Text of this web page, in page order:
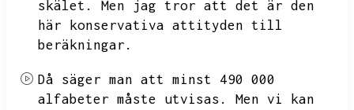
skälet.
Men jag tror att det är den
här konservativa attityden till
beräkningar.
Då säger man att minst 490 000
alfabeter måste utvisas.
Men vi kan